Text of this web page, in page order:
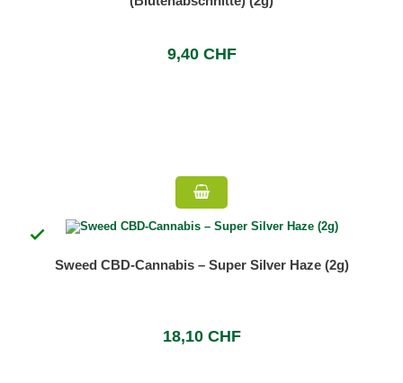
9,40 CHF

Sweed CBD-Cannabis – Super Silver Haze (2g)
18,10 CHF